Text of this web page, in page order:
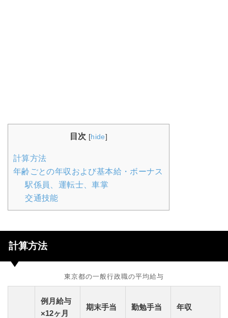
目次 [hide]
計算方法
年齢ごとの年収および基本給・ボーナス
駅係員、運転士、車掌
交通技能
計算方法
東京都の一般行政職の平均給与
例月給与
×12ヶ月
期末手当 勤勉手当 年収